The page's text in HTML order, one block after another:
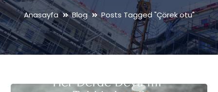
Anasayfa Blog Posts Tagged "Çörek otu"